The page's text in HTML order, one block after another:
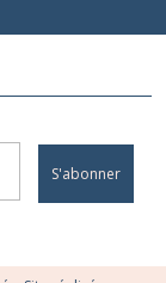
S'abonner